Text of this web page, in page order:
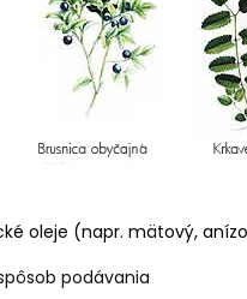
oleje (napr. mätový,
podávania